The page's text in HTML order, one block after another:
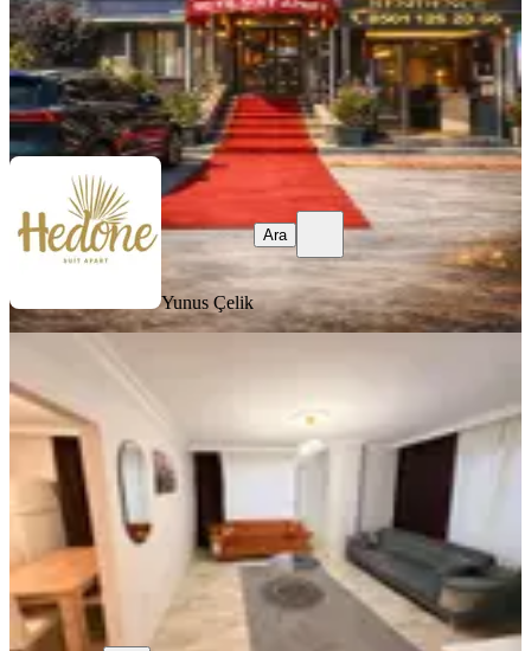
Yunus Çelik
Ara
Yunus Çelik
Ara
Ankara, Keçiören
3+1
150 m² 01.08.2026
599 ₺
Fatih e
Ara